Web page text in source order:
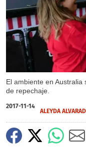
El ambiente en
de repechaje.
2017-11-14
ALEYDA